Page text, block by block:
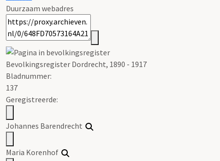
Duurzaam webadres
Bevolkingsregister Dordrecht, 1890 - 1917
Bladnummer:
137
Geregistreerde:
Johannes Barendrecht
Maria Korenhof